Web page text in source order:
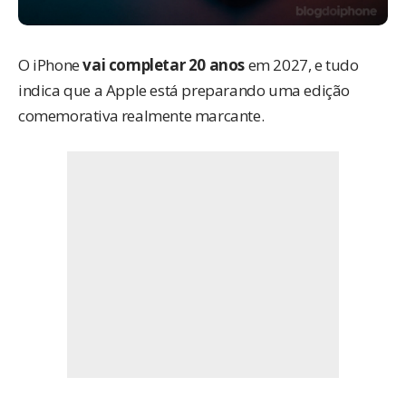
O iPhonevai completar 20 anosem 2027, e tudo
indica que a Apple está preparando uma edição
comemorativa realmente marcante.